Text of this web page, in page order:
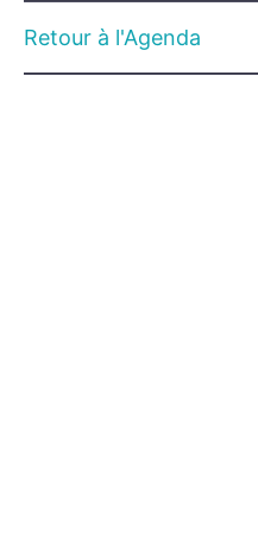
Retour à l'Agenda